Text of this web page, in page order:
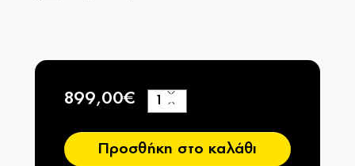
899,00€
−
+
Προσθήκη στο καλάθι